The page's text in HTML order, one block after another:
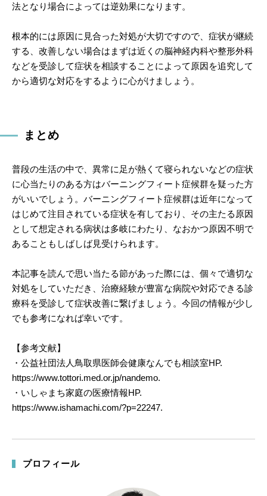
法となり場合によっては逆効果になります。
根本的には原因に見合った対処が大切ですので、症状が継続
する、改善しない場合はまずは近くの脳神経内科や整形外科
などを受診して症状を相談することによって原因を追究して
から適切な対応をするように心がけましょう。
まとめ
普段の生活の中で、異常に足が熱くて寝られないなどの症状
に心当たりのある方はバーニングフィート症候群を疑った方
がいいでしょう。バーニングフィート症候群は近年になって
はじめて注目されている症状を有しており、その主たる原因
として想定される病状は多岐にわたり、なおかつ原因不明で
あることもしばしば見受けられます。
本記事を読んで思い当たる節があった際には、個々で適切な
対処をしていただき、治療経験が豊富な病院や対応できる診
療科を受診して症状改善に繋げましょう。今回の情報が少し
でも参考になれば幸いです。
【参考文献】
・公益社団法人鳥取県医師会健康なんでも相談室HP.
https://www.tottori.med.or.jp/nandemo.
・いしゃまち家庭の医療情報HP.
https://www.ishamachi.com/?p=22247.
プロフィール